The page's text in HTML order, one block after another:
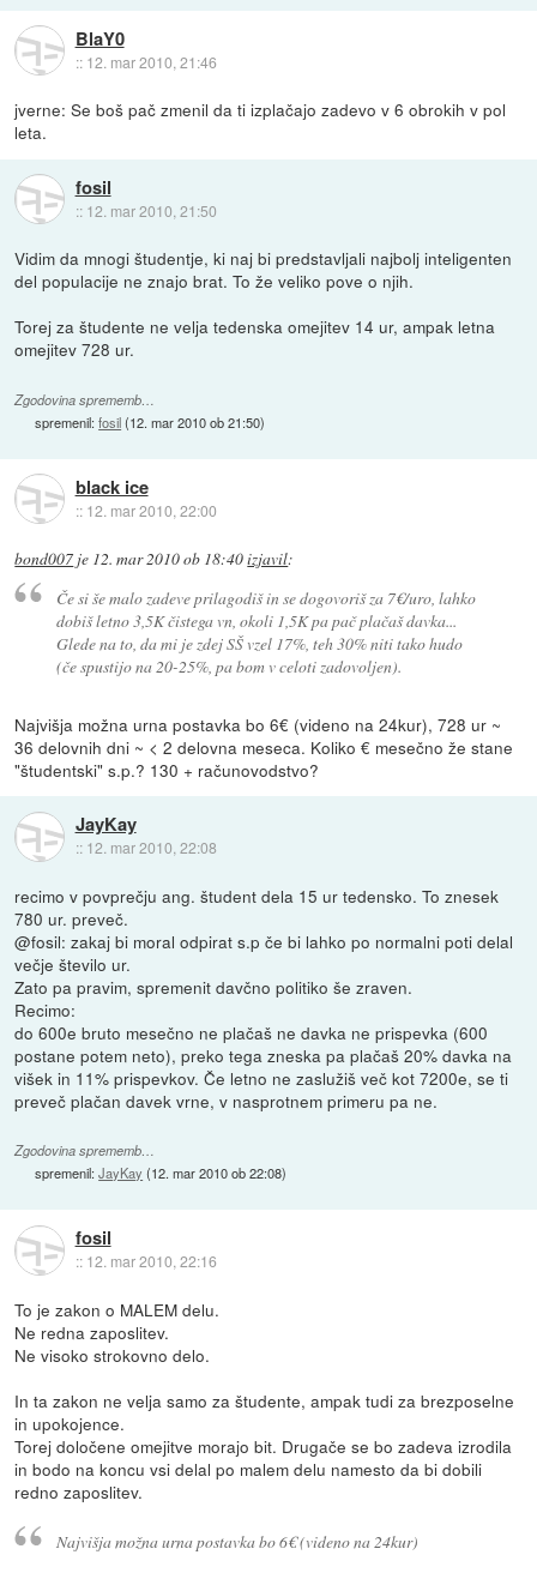
BlaY0
:: 12. mar 2010, 21:46
jverne: Se boš pač zmenil da ti izplačajo zadevo v 6 obrokih v pol
leta.
fosil
:: 12. mar 2010, 21:50
Vidim da mnogi študentje, ki naj bi predstavljali najbolj inteligenten
del populacije ne znajo brat. To že veliko pove o njih.
Torej za študente ne velja tedenska omejitev 14 ur, ampak letna
omejitev 728 ur.
Zgodovina sprememb…
spremenil:fosil(12. mar 2010 ob 21:50)
black ice
:: 12. mar 2010, 22:00
bond007 je 12. mar 2010 ob 18:40izjavil:
Če si še malo zadeve prilagodiš in se dogovoriš za 7€/uro, lahko
dobiš letno 3,5K čistega vn, okoli 1,5K pa pač plačaš davka...
Glede na to, da mi je zdej SŠ vzel 17%, teh 30% niti tako hudo
(če spustijo na 20-25%, pa bom v celoti zadovoljen).
Najvišja možna urna postavka bo 6€ (videno na 24kur), 728 ur ~
36 delovnih dni ~ < 2 delovna meseca. Koliko € mesečno že stane
"študentski" s.p.? 130 + računovodstvo?
JayKay
:: 12. mar 2010, 22:08
recimo v povprečju ang. študent dela 15 ur tedensko. To znesek
780 ur. preveč.
@fosil: zakaj bi moral odpirat s.p če bi lahko po normalni poti delal
večje število ur.
Zato pa pravim, spremenit davčno politiko še zraven.
Recimo:
do 600e bruto mesečno ne plačaš ne davka ne prispevka (600
postane potem neto), preko tega zneska pa plačaš 20% davka na
višek in 11% prispevkov. Če letno ne zaslužiš več kot 7200e, se ti
preveč plačan davek vrne, v nasprotnem primeru pa ne.
Zgodovina sprememb…
spremenil:JayKay (12. mar 2010 ob 22:08)
fosil
:: 12. mar 2010, 22:16
To je zakon o MALEM delu.
Ne redna zaposlitev.
Ne visoko strokovno delo.
In ta zakon ne velja samo za študente, ampak tudi za brezposelne
in upokojence.
Torej določene omejitve morajo bit. Drugače se bo zadeva izrodila
in bodo na koncu vsi delal po malem delu namesto da bi dobili
redno zaposlitev.
Najvišja možna urna postavka bo 6€ (videno na 24kur)